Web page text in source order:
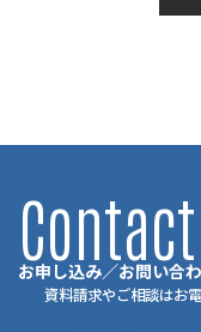
お申し込み／お問い合
資料請求やご相談はお